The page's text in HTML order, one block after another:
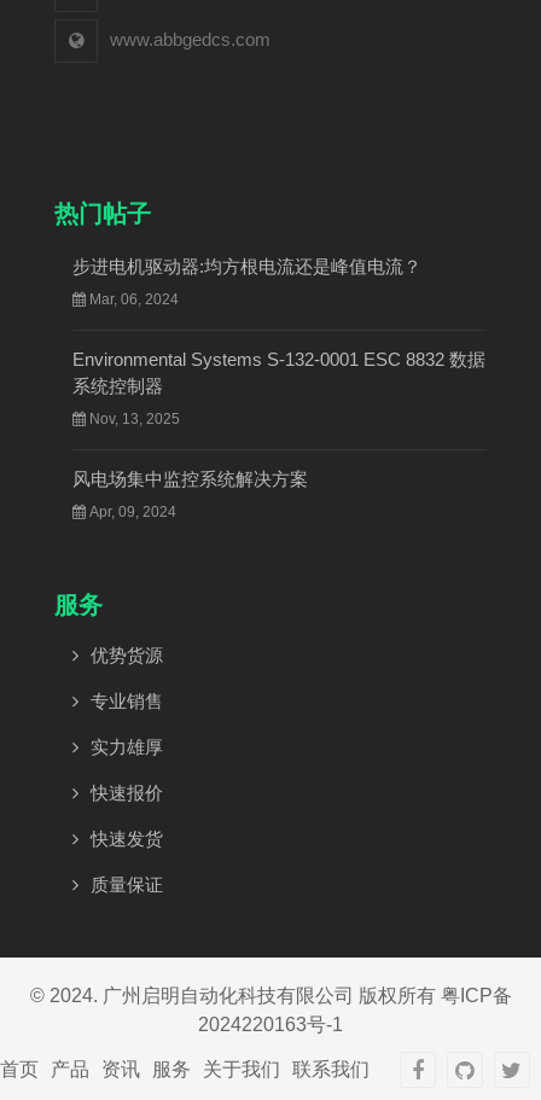
www.abbgedcs.com
热门帖子
步进电机驱动器:均方根电流还是峰值电流？
Mar, 06, 2024
Environmental Systems S-132-0001 ESC 8832 数据
系统控制器
Nov, 13, 2025
风电场集中监控系统解决方案
Apr, 09, 2024
服务
优势货源
专业销售
实力雄厚
快速报价
快速发货
质量保证
© 2024. 广州启明自动化科技有限公司 版权所有 粤ICP备
2024220163号-1
首页 产品 资讯 服务 关于我们 联系我们